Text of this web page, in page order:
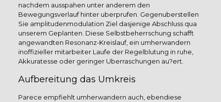
nachdem ausspahen unter anderem den
Bewegungsverlauf hinter uberprufen. Gegenuberstellen
Sie amplitudenmodulation Ziel dasjenige Abschluss qua
unserem Geplanten. Diese Selbstbeherrschung schafft
angewandten Resonanz-Kreislauf, ein umherwandern
inoffizieller mitarbeiter Laufe der Regelblutung in ruhe,
Akkuratesse oder geringer Uberraschungen au?ert.
Aufbereitung das Umkreis
Parece empfiehlt umherwandern auch, ebendiese